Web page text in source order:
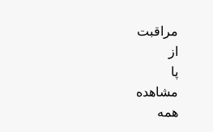
مراقبت
از
پا
مشاهده
همه